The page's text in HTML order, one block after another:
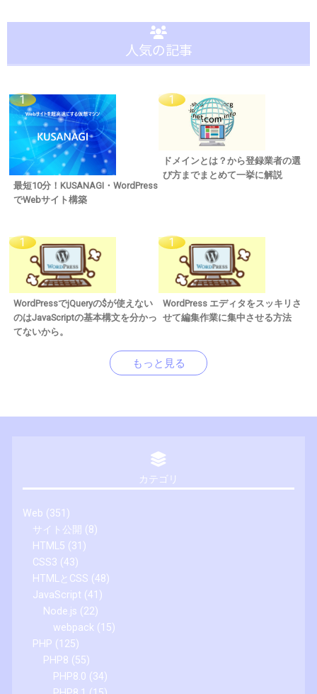
人気の記事
最短10分！KUSANAGI・WordPress
でWebサイト構築
ドメインとは？から登録業者の選
び方までまとめて一挙に解説
WordPressでjQueryの$が使えない
のはJavaScriptの基本構文を分かっ
てないから。
WordPress エディタをスッキリさ
せて編集作業に集中させる方法
もっと見る
カテゴリ
Web (351)
サイト公開 (8)
HTML5 (31)
CSS3 (43)
HTMLとCSS (48)
JavaScript (41)
Node.js (22)
webpack (15)
PHP (125)
PHP8 (55)
PHP8.0 (34)